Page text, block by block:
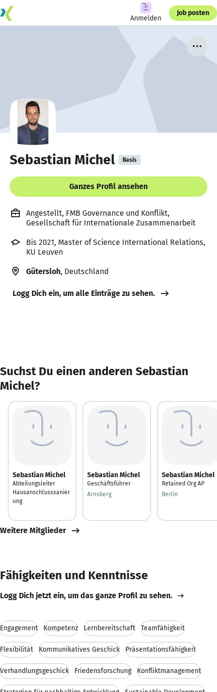
Anmelden
Job posten
Sebastian Michel Basis
Ganzes Profil ansehen
Angestellt, FMB Governance und Konflikt,
Gesellschaft für Internationale Zusammenarbeit
Bis 2021, Master of Science International Relations,
KU Leuven
Gütersloh, Deutschland
Logg Dich ein, um alle Einträge zu sehen.
Suchst Du einen anderen Sebastian
Michel?
Sebastian Michel
Abteilungsleiter
Hausanschlusssanier
ung
Sebastian Michel
Geschäftsführer
Arnsberg
Sebastian Michel
Retained Org AP
Berlin
Weitere Mitglieder
Fähigkeiten und Kenntnisse
Logg Dich jetzt ein, um das ganze Profil zu sehen.
Engagement Kompetenz Lernbereitschaft Teamfähigkeit
Flexibilität Kommunikatives Geschick Präsentationsfähigkeit
Verhandlungsgeschick Friedensforschung Konfliktmanagement